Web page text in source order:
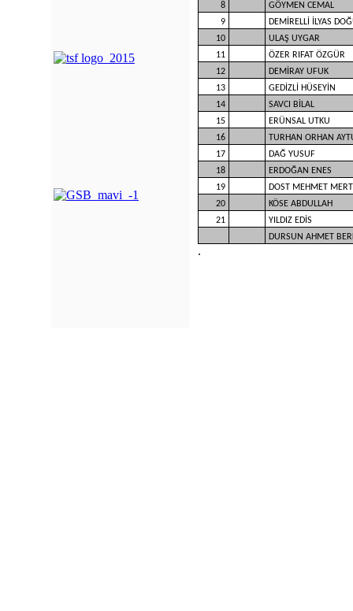
8
GÖYMEN CEMAL
9
DEMİRELLİ İLYAS
10
ULAŞ UYGAR
11
ÖZER RIFAT ÖZGÜR
12
DEMİRAY UFUK
13
GEDİZLİ HÜSEYİN
14
SAVCI BİLAL
15
ERÜNSAL UTKU
16
TURHAN ORHAN
17
DAĞ YUSUF
18
ERDOĞAN ENES
19
DOST MEHMET MERT
20
KÖSE ABDULLAH
21
YILDIZ EDİS
DURSUN AHMET
.